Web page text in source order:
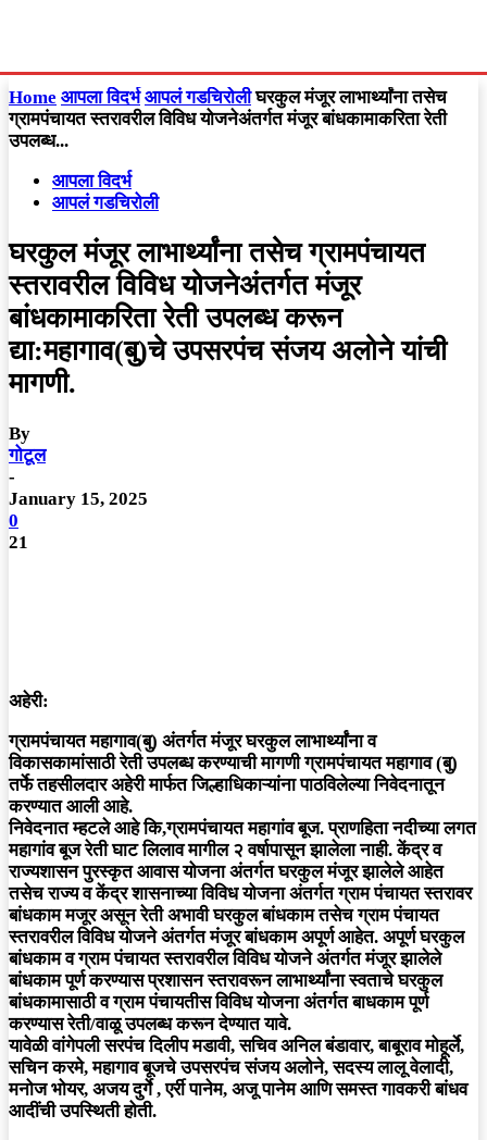
Home आपला विदर्भ आपलं गडचिरोली घरकुल मंजूर लाभार्थ्यांना तसेच
ग्रामपंचायत स्तरावरील विविध योजनेअंतर्गत मंजूर बांधकामाकरिता रेती
उपलब्ध...
आपला विदर्भ
आपलं गडचिरोली
घरकुल मंजूर लाभार्थ्यांना तसेच ग्रामपंचायत
स्तरावरील विविध योजनेअंतर्गत मंजूर
बांधकामाकरिता रेती उपलब्ध करून
द्या:महागाव(बु)चे उपसरपंच संजय अलोने यांची
मागणी.
By
गोटूल
-
January 15, 2025
0
21
अहेरी:
ग्रामपंचायत महागाव(बु) अंतर्गत मंजूर घरकुल लाभार्थ्यांना व
विकासकामांसाठी रेती उपलब्ध करण्याची मागणी ग्रामपंचायत महागाव (बु)
तर्फे तहसीलदार अहेरी मार्फत जिल्हाधिकाऱ्यांना पाठविलेल्या निवेदनातून
करण्यात आली आहे.
निवेदनात म्हटले आहे कि,ग्रामपंचायत महागांव बूज. प्राणहिता नदीच्या लगत
महागांव बूज रेती घाट लिलाव मागील २ वर्षापासून झालेला नाही. केंद्र व
राज्यशासन पुरस्कृत आवास योजना अंतर्गत घरकुल मंजूर झालेले आहेत
तसेच राज्य व केंद्र शासनाच्या विविध योजना अंतर्गत ग्राम पंचायत स्तरावर
बांधकाम मजूर असून रेती अभावी घरकुल बांधकाम तसेच ग्राम पंचायत
स्तरावरील विविध योजने अंतर्गत मंजूर बांधकाम अपूर्ण आहेत. अपूर्ण घरकुल
बांधकाम व ग्राम पंचायत स्तरावरील विविध योजने अंतर्गत मंजूर झालेले
बांधकाम पूर्ण करण्यास प्रशासन स्तरावरून लाभार्थ्यांना स्वताचे घरकुल
बांधकामासाठी व ग्राम पंचायतीस विविध योजना अंतर्गत बाधकाम पूर्ण
करण्यास रेती/वाळू उपलब्ध करून देण्यात यावे.
यावेळी वांगेपली सरपंच दिलीप मडावी, सचिव अनिल बंडावार, बाबूराव मोहूर्ले,
सचिन करमे, महागाव बूजचे उपसरपंच संजय अलोने, सदस्य लालू वेलादी,
मनोज भोयर, अजय दुर्गे , एर्री पानेम, अजू पानेम आणि समस्त गावकरी बांधव
आदींची उपस्थिती होती.